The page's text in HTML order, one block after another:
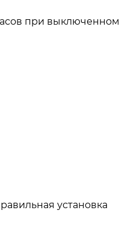
при выключенном
установка